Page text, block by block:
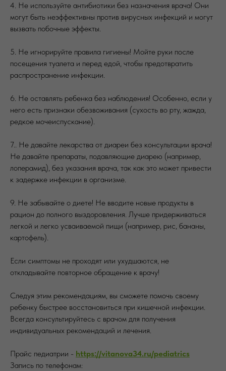
4. Не используйте антибиотики без назначения врача! Они
могут быть неэффективны против вирусных инфекций и могут
вызвать побочные эффекты.
5. Не игнорируйте правила гигиены! Мойте руки после
посещения туалета и перед едой, чтобы предотвратить
распространение инфекции.
6. Не оставлять ребенка без наблюдения! Особенно, если у
него есть признаки обезвоживания (сухость во рту, жажда,
редкое мочеиспускание).
7.. Не давайте лекарства от диареи без консультации врача!
Не давайте препараты, подавляющие диарею (например,
лоперамид), без указания врача, так как это может привести
к задержке инфекции в организме.
9. Не забывайте о диете! Не вводите новые продукты в
рацион до полного выздоровления. Лучше придерживаться
легкой и легко усваиваемой пищи (например, рис, бананы,
картофель).
Если симптомы не проходят или ухудшаются, не
откладывайте повторное обращение к врачу!
Следуя этим рекомендациям, вы сможете помочь своему
ребенку быстрее восстановиться при кишечной инфекции.
Всегда консультируйтесь с врачом для получения
индивидуальных рекомендаций и лечения.
Прайс педиатрии - https://vitanova34.ru/pediatrics
Запись по телефонам: